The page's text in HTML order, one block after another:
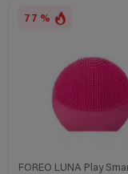
77 %
FOREO LUNA Play